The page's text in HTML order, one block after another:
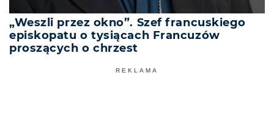
„Weszli przez okno”. Szef francuskiego
episkopatu o tysiącach Francuzów
proszących o chrzest
REKLAMA